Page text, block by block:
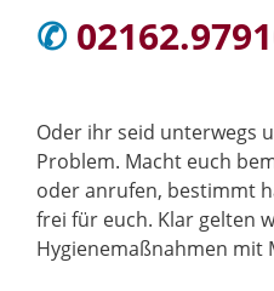
✆
Oder ihr seid unterwegs
Problem. Macht euch
oder anrufen, bestimmt
frei für euch. Klar gelten
Hygienemaßnahmen mit